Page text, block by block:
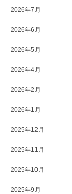
2026年7月
2026年6月
2026年5月
2026年4月
2026年2月
2026年1月
2025年12月
2025年11月
2025年10月
2025年9月